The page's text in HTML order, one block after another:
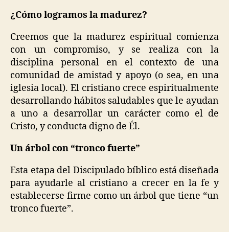
¿Cómo logramos la madurez?
Creemos que la madurez espiritual comienza
con un compromiso, y se realiza con la
disciplina personal en el contexto de una
comunidad de amistad y apoyo (o sea, en una
iglesia local). El cristiano crece espiritualmente
desarrollando hábitos saludables que le ayudan
a uno a desarrollar un carácter como el de
Cristo, y conducta digno de Él.
Un árbol con “tronco fuerte”
Esta etapa del Discipulado bíblico está diseñada
para ayudarle al cristiano a crecer en la fe y
establecerse firme como un árbol que tiene “un
tronco fuerte”.